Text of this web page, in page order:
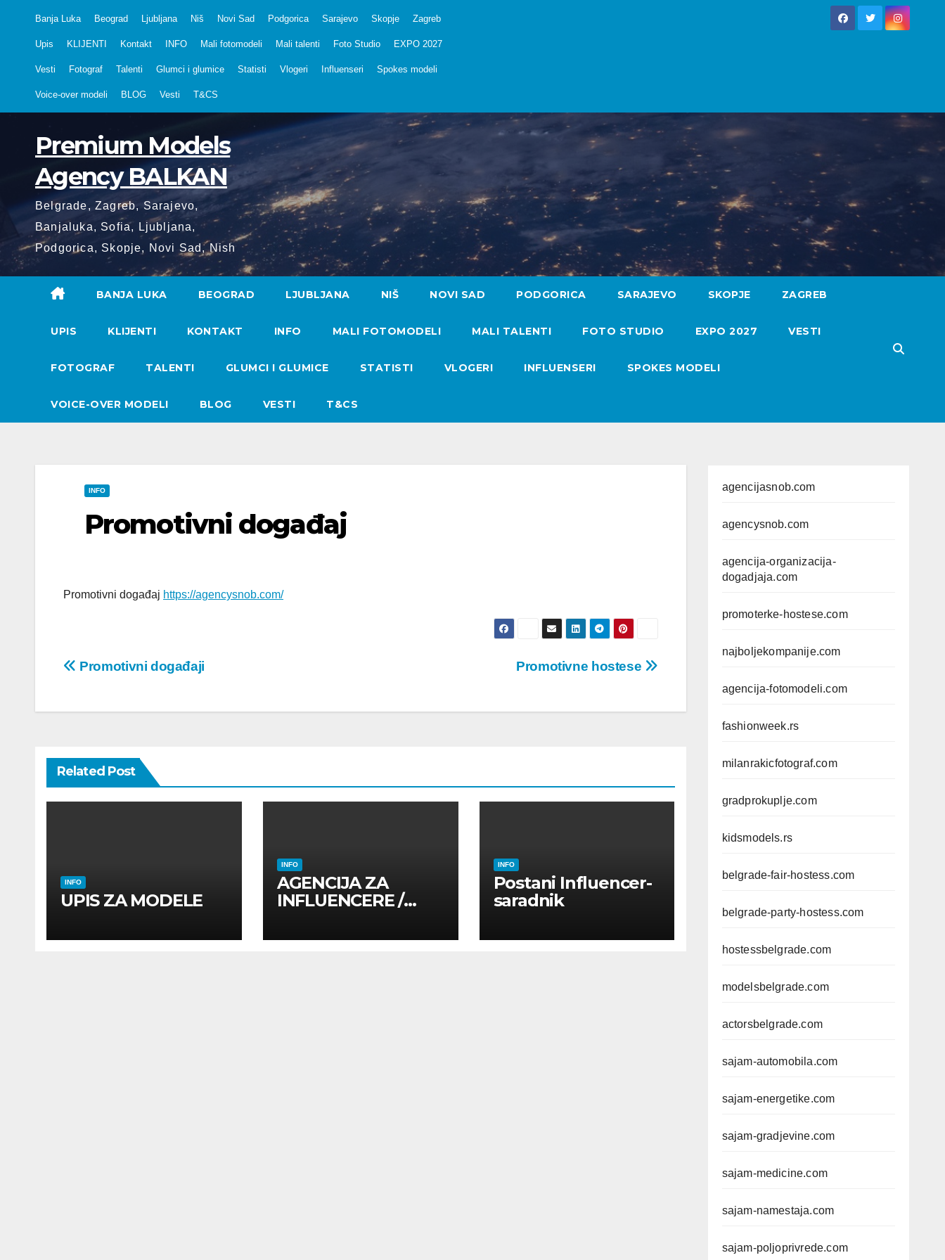
Banja Luka Beograd Ljubljana Niš Novi Sad Podgorica Sarajevo Skopje Zagreb
Upis KLIJENTI Kontakt INFO Mali fotomodeli Mali talenti Foto Studio EXPO 2027
Vesti Fotograf Talenti Glumci i glumice Statisti Vlogeri Influenseri Spokes modeli
Voice-over modeli BLOG Vesti T&CS
Premium Models
Agency BALKAN
Belgrade, Zagreb, Sarajevo,
Banjaluka, Sofia, Ljubljana,
Podgorica, Skopje, Novi Sad, Nish
BANJA LUKA BEOGRAD LJUBLJANA NIŠ NOVI SAD PODGORICA SARAJEVO SKOPJE ZAGREB
UPIS KLIJENTI KONTAKT INFO MALI FOTOMODELI MALI TALENTI FOTO STUDIO EXPO 2027 VESTI
FOTOGRAF TALENTI GLUMCI I GLUMICE STATISTI VLOGERI INFLUENSERI SPOKES MODELI
VOICE-OVER MODELI BLOG VESTI T&CS
INFO
Promotivni događaj
Promotivni događaj https://agencysnob.com/
Post
Promotivne hostese
Promotivni događaji
Related Post
INFO
UPIS ZA MODELE
INFO
AGENCIJA ZA
INFLUENCERE /
UTICAJNE OSOBE
INFO
Postani Influencer-
saradnik
agencijasnob.com
agencysnob.com
agencija-organizacija-
dogadjaja.com
promoterke-hostese.com
najboljekompanije.com
agencija-fotomodeli.com
fashionweek.rs
milanrakicfotograf.com
gradprokuplje.com
kidsmodels.rs
belgrade-fair-hostess.com
belgrade-party-hostess.com
hostessbelgrade.com
modelsbelgrade.com
actorsbelgrade.com
sajam-automobila.com
sajam-energetike.com
sajam-gradjevine.com
sajam-medicine.com
sajam-namestaja.com
sajam-poljoprivrede.com